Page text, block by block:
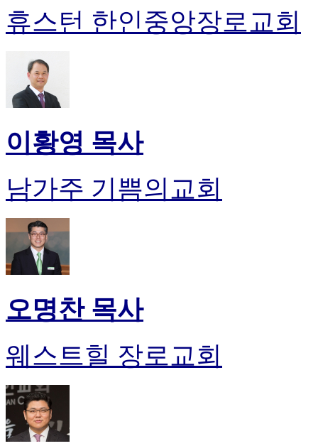
휴스턴 한인중앙장로교회
이황영 목사
남가주 기쁨의교회
오명찬 목사
웨스트힐 장로교회